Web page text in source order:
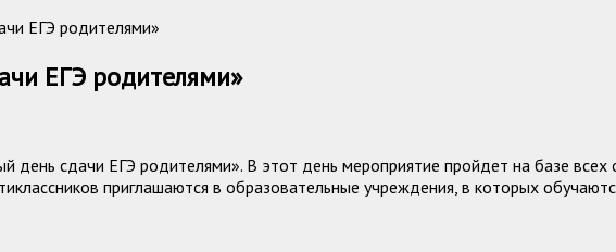
ЕГЭ родителями»
ЕГЭ родителями»
день сдачи ЕГЭ родителями». В этот день мероприятие пройдет на базе
приглашаются в образовательные учреждения, в которых